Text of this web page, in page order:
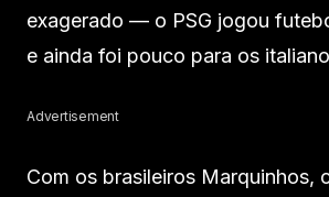
exagerado — o PSG jogou
e ainda foi pouco para os
Advertisement
Com os brasileiros Marquinhos,